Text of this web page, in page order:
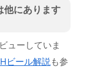
他にあります
ューしていま
ビール解説も参